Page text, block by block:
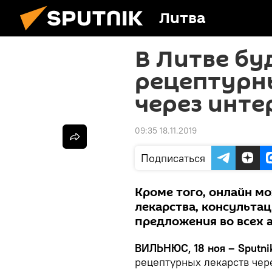
Литва
В Литве
через
09:35 18.11.2019
Подписаться
Кроме того, онлайн
лекарства,
предложения во всех
ВИЛЬНЮС, 18 ноя –
рецептурных лекарств